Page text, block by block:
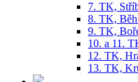
7. TK,
8. TK,
9. TK,
10. a 11.
12. TK,
13. TK,